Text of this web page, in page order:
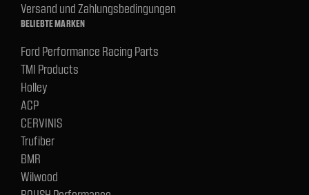
Versand und Zahlungsbedingungen
BELIEBTE MARKEN
Ford Performance Racing Parts
TMI Products
Holley
ACP
CERVINIS
Trufiber
BMR
Wilwood